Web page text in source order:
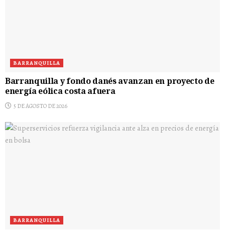
BARRANQUILLA
Barranquilla y fondo danés avanzan en proyecto de
energía eólica costa afuera
5 DE AGOSTO DE 2026
BARRANQUILLA